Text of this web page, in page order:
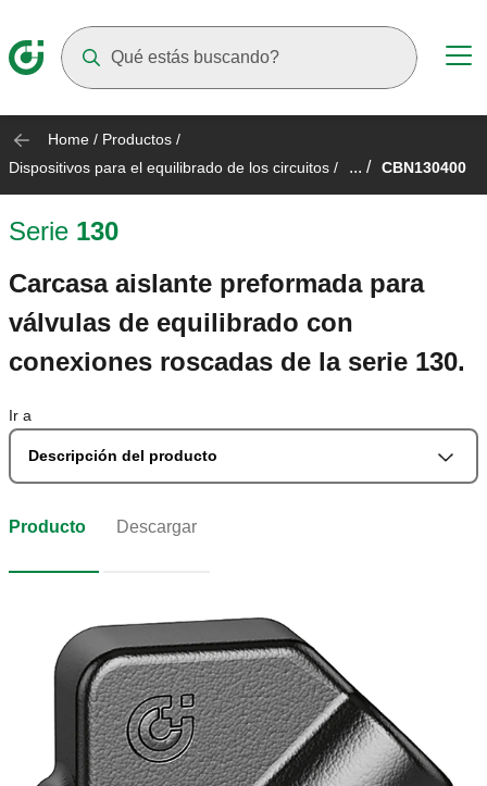
Home / Productos /
Dispositivos para el equilibrado de los circuitos / ... / CBN130400
Serie 130
Carcasa aislante preformada para
válvulas de equilibrado con
conexiones roscadas de la serie 130.
Ir a
Descripción del producto
Producto Descargar